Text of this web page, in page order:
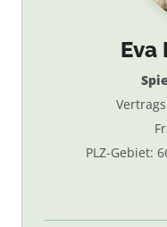
Eva
PLZ-Gebiet: